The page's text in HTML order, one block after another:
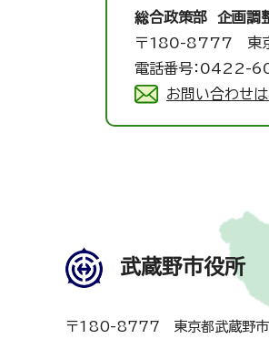
総合政策部 企画調
〒180-8777 東
電話番号：0422-
お問い合わせは
武蔵野市役所
〒180-8777 東京都武蔵野